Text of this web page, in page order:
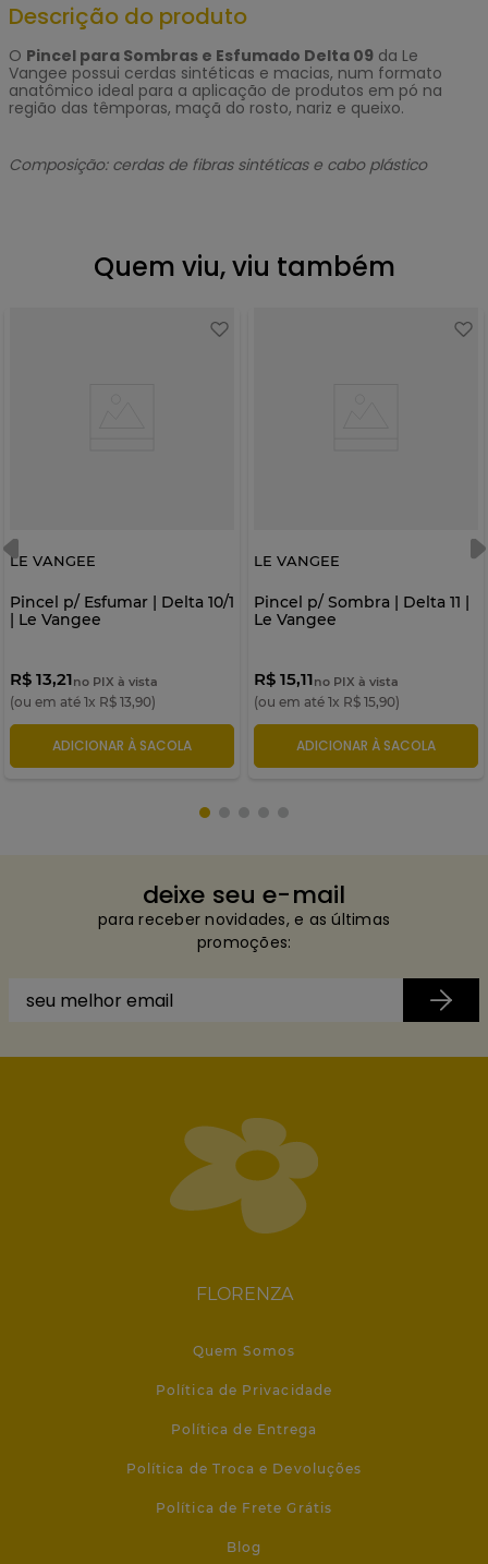
Descrição do produto
O Pincel para Sombras e Esfumado Delta 09 da Le
Vangee possui cerdas sintéticas e macias, num formato
anatômico ideal para a aplicação de produtos em pó na
região das têmporas, maçã do rosto, nariz e queixo.
Composição: cerdas de fibras sintéticas e cabo plástico
Quem viu, viu também
LE VANGEE
Pincel p/ Esfumar | Delta 10/1
| Le Vangee
R$ 13,21no PIX à vista
(ou em até 1x R$ 13,90)
ADICIONAR À SACOLA
LE VANGEE
Pincel p/ Sombra | Delta 11 |
Le Vangee
R$ 15,11no PIX à vista
(ou em até 1x R$ 15,90)
ADICIONAR À SACOLA
deixe seu e-mail
para receber novidades, e as últimas
promoções:
FLORENZA
Quem Somos
Política de Privacidade
Política de Entrega
Política de Troca e Devoluções
Política de Frete Grátis
Blog